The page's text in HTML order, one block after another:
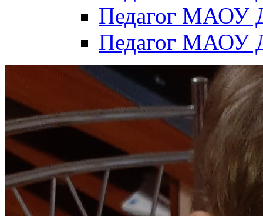
Педагог МАОУ
Педагог МАОУ